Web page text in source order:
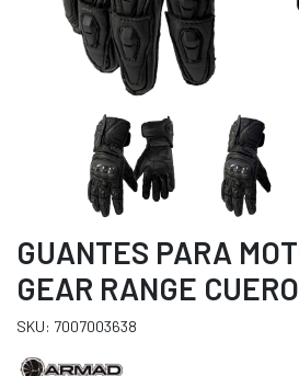
GUANTES PARA
GEAR RANGE
SKU: 7007003638